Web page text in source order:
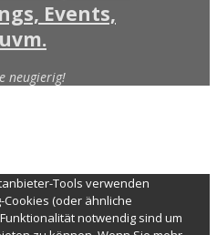
neugierig!
Tools verwenden
Cookies (oder ähnliche
notwendig sind um